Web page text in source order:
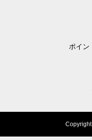
ポイン